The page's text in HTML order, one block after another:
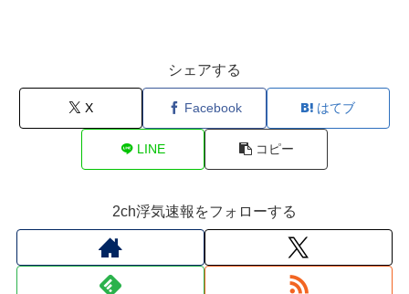
シェアする
X Facebook はてブ
LINE コピー
2ch浮気速報をフォローする